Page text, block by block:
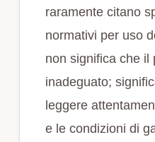
raramente citano
normativi per uso
non significa che il
inadeguato;
leggere
e le condizioni di